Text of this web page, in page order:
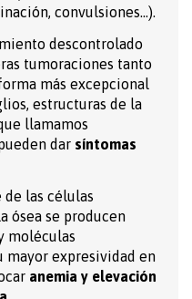
convulsiones…).
descontrolado
tumoraciones tanto
más excepcional
estructuras de la
llamamos
dar síntomas
de las células
ósea se producen
moléculas
mayor expresividad en
anemia y elevación